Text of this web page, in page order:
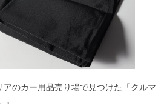
のカー用品売り場で見つけた「クルマ
。